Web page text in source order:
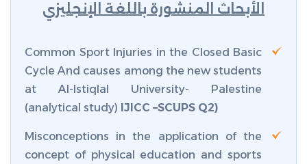
الأبحاث المنشورة باللغة الإنجليزي
Common Sport Injuries in the Closed Basic
Cycle And causes among the new students
at Al-Istiqlal University- Palestine
(analytical study) IJICC –SCUPS Q2)
Misconceptions in the application of the
concept of physical education and sports